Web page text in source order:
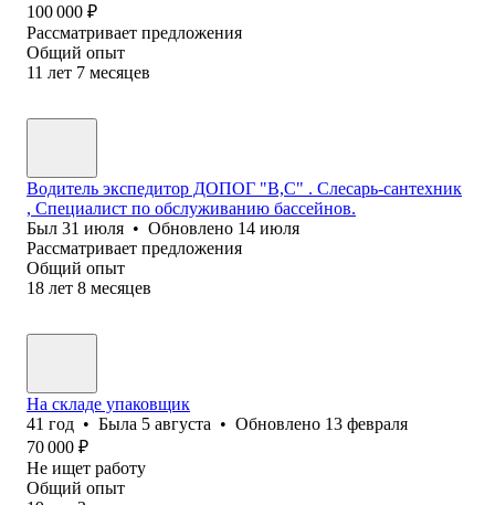
100 000 ₽
Рассматривает предложения
Общий опыт
11 лет 7 месяцев
Водитель экспедитор ДОПОГ "В,С" . Слесарь-сантехник
, Специалист по обслуживанию бассейнов.
Был 31 июля • Обновлено 14 июля
Рассматривает предложения
Общий опыт
18 лет 8 месяцев
На складе упаковщик
41 год • Была 5 августа • Обновлено 13 февраля
70 000 ₽
Не ищет работу
Общий опыт